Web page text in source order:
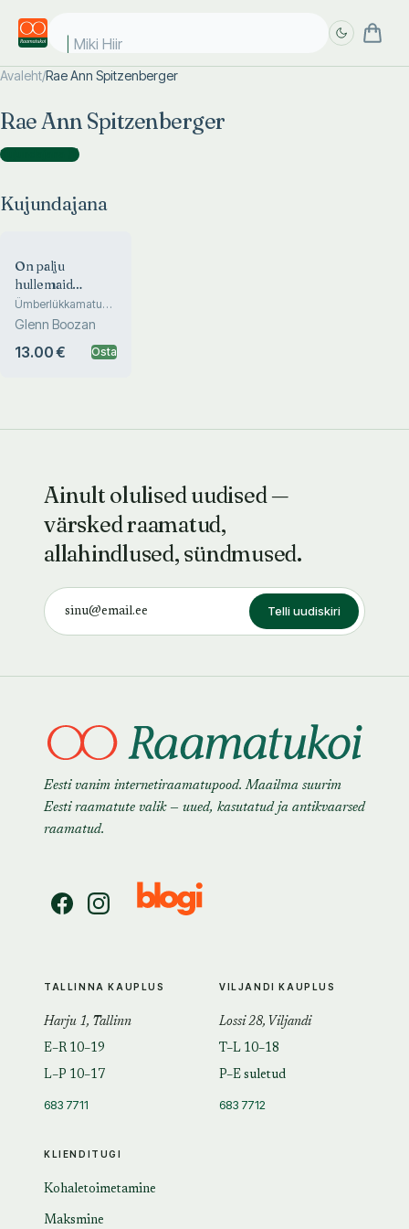
Miki Hiir
Avaleht/Rae Ann Spitzenberger
Rae Ann Spitzenberger
Kujundajana )
Kujundajana
On palju
hullemaid
emasid kui sina
Ümberlükkamatu
tõend sellest, et
oled (tegelikult)
suurepärane
Glenn Boozan
13.00 € Osta
Ainult olulised uudised —
värsked raamatud,
allahindlused, sündmused.
Telli uudiskiri
Eesti vanim internetiraamatupood. Maailma suurim
Eesti raamatute valik — uued, kasutatud ja antikvaarsed
raamatud.
KLIENDITUGI
Kohaletoimetamine
Maksmine
TALLINNA KAUPLUS
Harju 1, Tallinn
E–R 10–19
L–P 10–17
683 7711
VILJANDI KAUPLUS
Lossi 28, Viljandi
T–L 10–18
P–E suletud
683 7712